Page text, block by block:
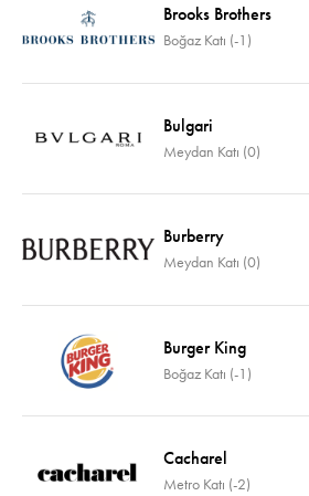
Brooks Brothers
Boğaz Katı (-1)
Bulgari
Meydan Katı (0)
Burberry
Meydan Katı (0)
Burger King
Boğaz Katı (-1)
Cacharel
Metro Katı (-2)